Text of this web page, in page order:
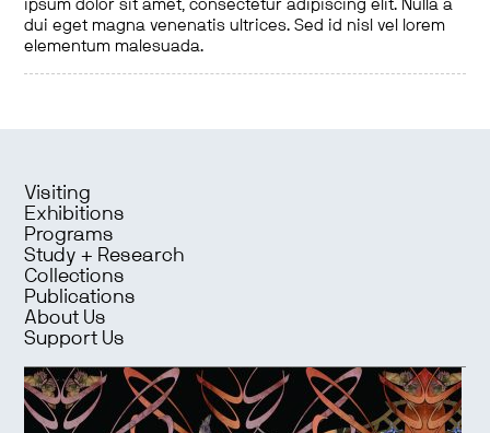
ipsum dolor sit amet, consectetur adipiscing elit. Nulla a
dui eget magna venenatis ultrices. Sed id nisl vel lorem
elementum malesuada.
Visiting
Exhibitions
Programs
Study + Research
Collections
Publications
About Us
Support Us